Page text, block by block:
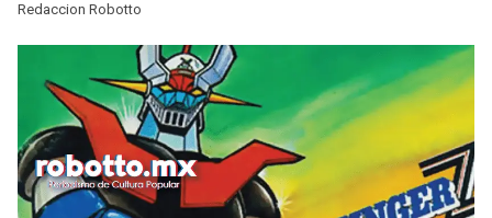
Redaccion Robotto